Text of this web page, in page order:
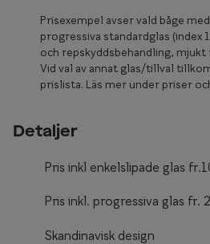
Prisexempel avser vald båge
progressiva standardglas (index
och repskyddsbehandling,
Vid val av annat glas/tillval
prislista. Läs mer under priser
Detaljer
Pris inkl enkelslipade glas
Pris inkl. progressiva glas fr.
Skandinavisk design